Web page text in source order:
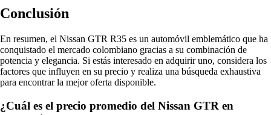
Conclusión
En resumen, el Nissan GTR R35 es un automóvil emblemático que ha
conquistado el mercado colombiano gracias a su combinación de
potencia y elegancia. Si estás interesado en adquirir uno, considera los
factores que influyen en su precio y realiza una búsqueda exhaustiva
para encontrar la mejor oferta disponible.
¿Cuál es el precio promedio del Nissan GTR en